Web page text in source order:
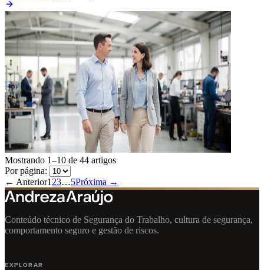
Mostrando 1–10 de 44 artigos
Por página:
← Anterior1 23…5Próxima →
Conteúdo técnico de Segurança do Trabalho, cultura de segurança,
comportamento seguro e gestão de riscos.
EXPLORAR